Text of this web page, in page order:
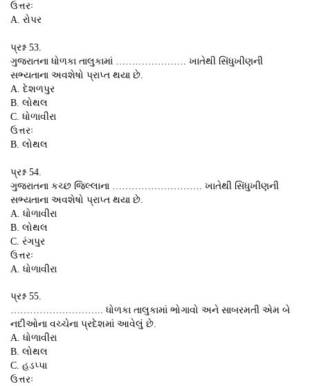
ઉત્તરઃ
A. રોપર
પ્રશ્ન 53.
ગુજરાતના ધોળકા તાલુકામાં …………………. ખાતેથી સિંધુખીણની
સભ્યતાના અવશેષો પ્રાપ્ત થયા છે.
A. દેશળપુર
B. લોથલ
C. ધોળાવીરા
ઉત્તરઃ
B. લોથલ
પ્રશ્ન 54.
ગુજરાતના કચ્છ જિલ્લાના ………………………. ખાતેથી સિંધુખીણની
સભ્યતાના અવશેષો પ્રાપ્ત થયા છે.
A. ધોળાવીરા
B. લોથલ
C. રંગપુર
ઉત્તરઃ
A. ધોળાવીરા
પ્રશ્ન 55.
……………………….. ધોળકા તાલુકામાં ભોગાવો અને સાબરમતી એમ બે
નદીઓના વચ્ચેના પ્રદેશમાં આવેલું છે.
A. ધોળાવીરા
B. લોથલ
C. હડપ્પા
ઉત્તરઃ